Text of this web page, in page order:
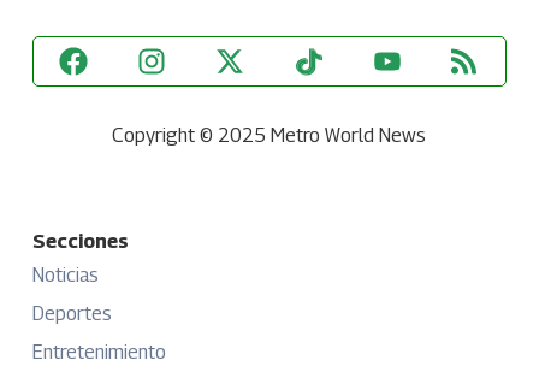
Copyright © 2025 Metro World News
Secciones
Noticias
Deportes
Entretenimiento